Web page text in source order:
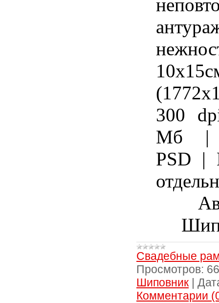
300
Мб |
PSD |
Свадебные
Просмотров:
Шиповник
Комментарии